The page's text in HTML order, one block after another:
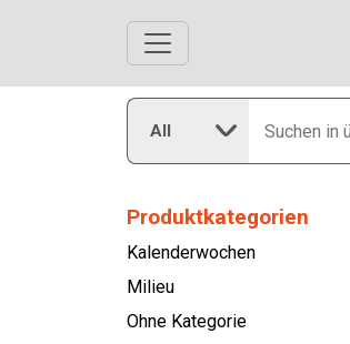
All
Produktkategorien
Kalenderwochen
Milieu
Ohne Kategorie